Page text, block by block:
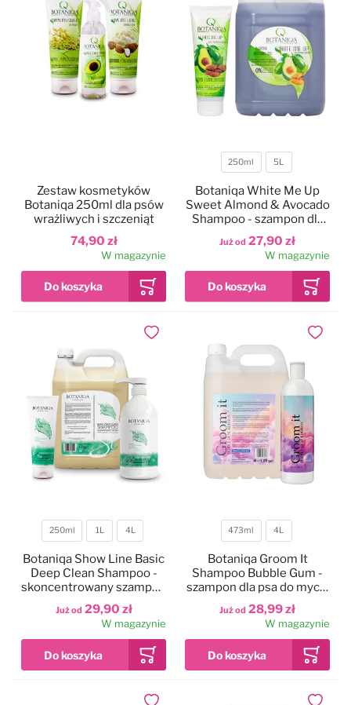
74,90 zł
Zestaw kosmetyków
Botaniqa 250ml dla psów
wrażliwych i szczeniąt
W magazynie
Pojemność
250ml 5L
Już od 27,90 zł
Botaniqa White Me Up
Sweet Almond & Avocado
Shampoo - szampon dla
białych i jasnych psów
W magazynie
Pojemność
250ml 1L 4L
Już od 29,90 zł
Botaniqa Show Line Basic
Deep Clean Shampoo -
skoncentrowany szampon
dla psa dogłębnie myjący
W magazynie
Dodaj do ulubionych
Pojemność
473ml 4L
Już od 28,99 zł
Botaniqa Groom It
Shampoo Bubble Gum -
szampon dla psa do mycia
zasadniczego, o zapachu
gumy balonowej
W magazynie
Dodaj